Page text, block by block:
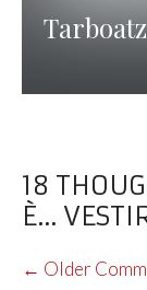
Tarboatz
18
È…
← Older